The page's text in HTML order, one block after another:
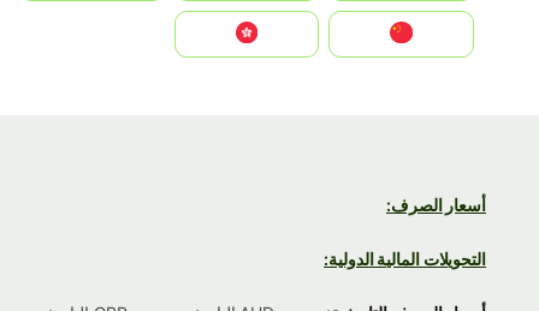
أسعار الصرف:
التحويلات المالية الدولية: